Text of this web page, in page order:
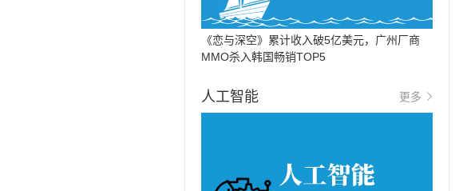
《恋与深空》累计收入破5亿美元，广州厂商
MMO杀入韩国畅销TOP5
人工智能 更多